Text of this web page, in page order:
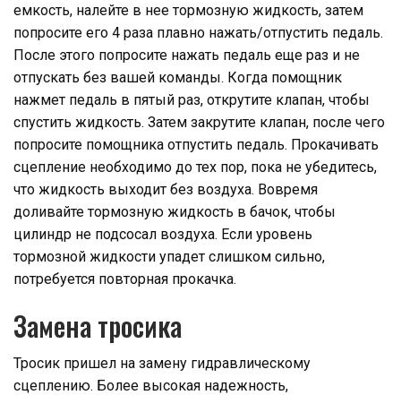
емкость, налейте в нее тормозную жидкость, затем
попросите его 4 раза плавно нажать/отпустить педаль.
После этого попросите нажать педаль еще раз и не
отпускать без вашей команды. Когда помощник
нажмет педаль в пятый раз, открутите клапан, чтобы
спустить жидкость. Затем закрутите клапан, после чего
попросите помощника отпустить педаль. Прокачивать
сцепление необходимо до тех пор, пока не убедитесь,
что жидкость выходит без воздуха. Вовремя
доливайте тормозную жидкость в бачок, чтобы
цилиндр не подсосал воздуха. Если уровень
тормозной жидкости упадет слишком сильно,
потребуется повторная прокачка.
Замена тросика
Тросик пришел на замену гидравлическому
сцеплению. Более высокая надежность,